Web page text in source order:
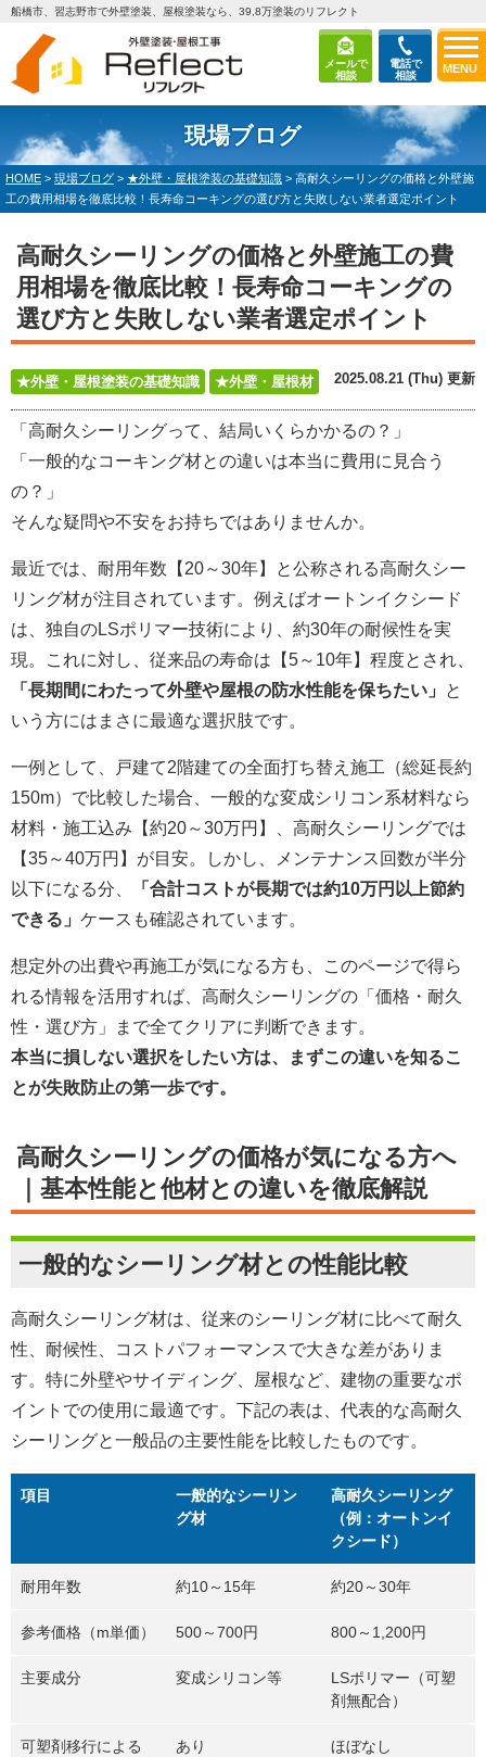
メールで
相談
電話で
相談
MENU
船橋市、習志野市で外壁塗装、屋根塗装なら、39,8万塗装のリフレクト
現場ブログ
HOME > 現場ブログ > ★外壁・屋根塗装の基礎知識 > 高耐久シーリングの価格と外壁施
工の費用相場を徹底比較！長寿命コーキングの選び方と失敗しない業者選定ポイント
高耐久シーリングの価格と外壁施工の費
用相場を徹底比較！長寿命コーキングの
選び方と失敗しない業者選定ポイント
★外壁・屋根塗装の基礎知識 ★外壁・屋根材 2025.08.21 (Thu) 更新
「高耐久シーリングって、結局いくらかかるの？」
「一般的なコーキング材との違いは本当に費用に見合う
の？」
そんな疑問や不安をお持ちではありませんか。
最近では、耐用年数【20～30年】と公称される高耐久シー
リング材が注目されています。例えばオートンイクシード
は、独自のLSポリマー技術により、約30年の耐候性を実
現。これに対し、従来品の寿命は【5～10年】程度とされ、
「長期間にわたって外壁や屋根の防水性能を保ちたい」
と
いう方にはまさに最適な選択肢です。
一例として、戸建て2階建ての全面打ち替え施工（総延長約
150m）で比較した場合、一般的な変成シリコン系材料なら
材料・施工込み【約20～30万円】、高耐久シーリングでは
【35～40万円】が目安。しかし、メンテナンス回数が半分
以下になる分、
「合計コストが長期では約10万円以上節約
できる」 ケースも確認されています。
想定外の出費や再施工が気になる方も、このページで得ら
れる情報を活用すれば、高耐久シーリングの「価格・耐久
性・選び方」まで全てクリアに判断できます。
本当に損しない選択をしたい方は、まずこの違いを知るこ
とが失敗防止の第一歩です。
高耐久シーリングの価格が気になる方へ
｜基本性能と他材との違いを徹底解説
一般的なシーリング材との性能比較
高耐久シーリング材は、従来のシーリング材に比べて耐久
性、耐候性、コストパフォーマンスで大きな差がありま
す。特に外壁やサイディング、屋根など、建物の重要なポ
イントでの使用に最適です。下記の表は、代表的な高耐久
シーリングと一般品の主要性能を比較したものです。
項目
一般的なシーリン
グ材
高耐久シーリング
（例：オートンイ
クシード）
耐用年数 約10～15年 約20～30年
参考価格（m単価） 500～700円 800～1,200円
主要成分 変成シリコン等
LSポリマー（可塑
剤無配合）
可塑剤移行による
あり ほぼなし